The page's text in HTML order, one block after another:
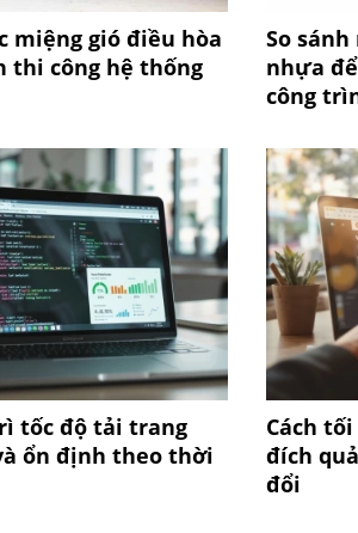
miệng gió điều hòa
thi công hệ thống
So
nhựa
công
tốc độ tải trang
ổn định theo thời
Cách
đích
đổi